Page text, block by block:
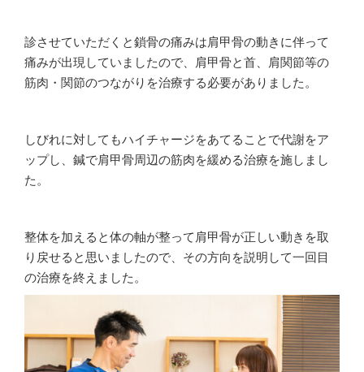
診させていただくと鎖骨の痛みは肩甲骨の動きに伴って
痛みが出現していましたので、肩甲骨と首、肩関節等の
筋肉・関節のつながりを治療する必要がありました。
しびれに対してもハイチャージをあてることで代謝をア
ップし、鍼で肩甲骨周辺の筋肉を緩める治療を施しまし
た。
整体を加えると体の軸が整って肩甲骨が正しい動きを取
り戻せると思いましたので、その方向を説明して一回目
の治療を終えました。